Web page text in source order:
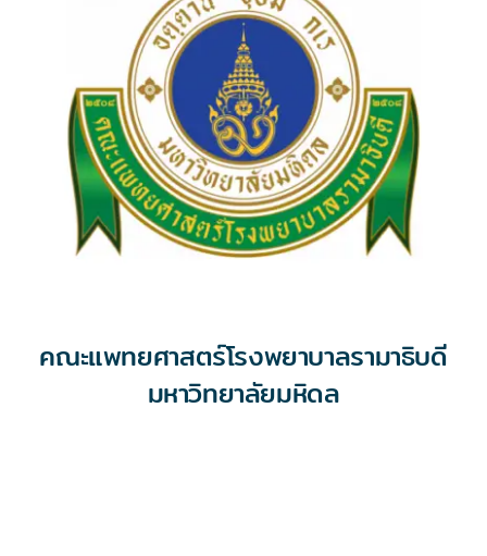
คณะแพทยศาสตร์โรงพยาบาลรามาธิบดี
มหาวิทยาลัยมหิดล